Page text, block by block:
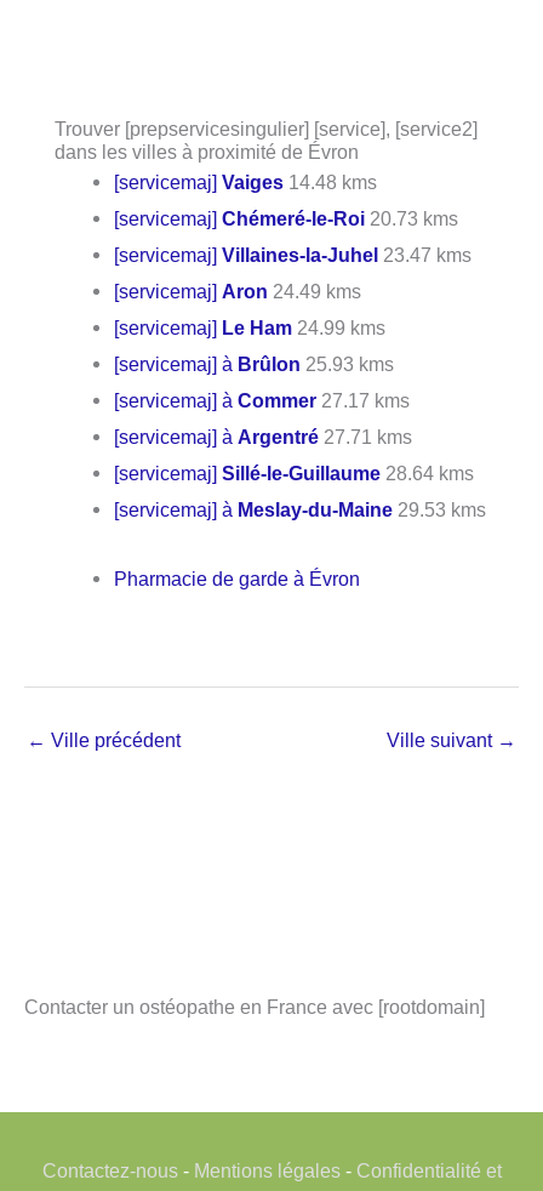
Trouver [prepservicesingulier] [service], [service2]
dans les villes à proximité de Évron
[servicemaj]Vaiges 14.48 kms
[servicemaj]Chémeré-le-Roi 20.73 kms
[servicemaj]Villaines-la-Juhel 23.47 kms
[servicemaj]Aron 24.49 kms
[servicemaj] Le Ham 24.99 kms
[servicemaj] à Brûlon 25.93 kms
[servicemaj] àCommer 27.17 kms
[servicemaj] àArgentré 27.71 kms
[servicemaj]Sillé-le-Guillaume 28.64 kms
[servicemaj] à Meslay-du-Maine 29.53 kms
Pharmacie de garde à Évron
← Ville précédent Ville suivant →
Contacter un ostéopathe en France avec [rootdomain]
Contactez-nous- Mentions légales- Confidentialité et